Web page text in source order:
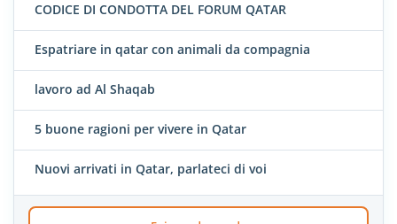
CODICE DI CONDOTTA DEL FORUM QATAR
Espatriare in qatar con animali da compagnia
lavoro ad Al Shaqab
5 buone ragioni per vivere in Qatar
Nuovi arrivati in Qatar, parlateci di voi